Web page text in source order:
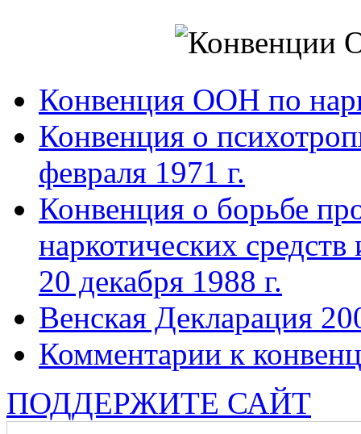
Конвенция ООН по
Конвенция о
февраля 1971 г.
Конвенция о борьбе
наркотических
20 декабря 1988 г.
Венская Декларация
Комментарии к
ПОДДЕРЖИТЕ САЙТ